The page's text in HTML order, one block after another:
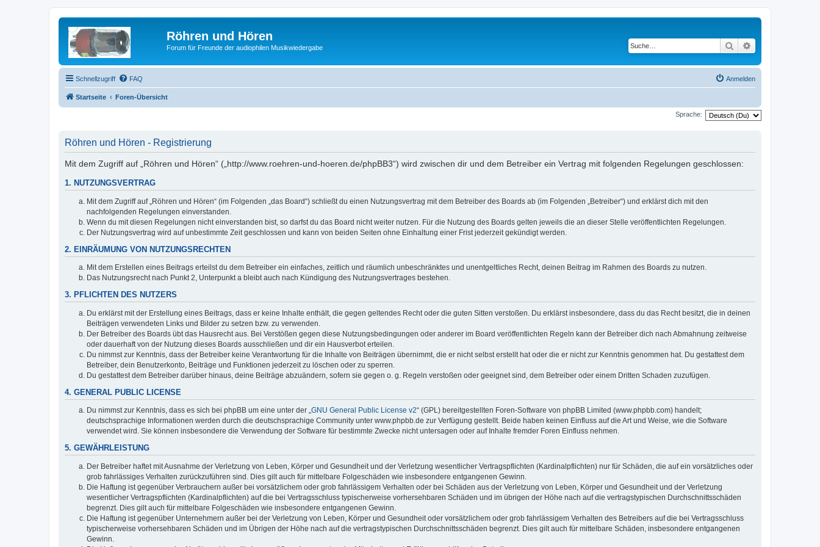
Röhren und Hören
Forum für Freunde der audiophilen Musikwiedergabe Suche
Schnellzugriff FAQ Anmelden
Startseite Foren-Übersicht
Sprache:
Röhren und Hören - Registrierung
Mit dem Zugriff auf „Röhren und Hören“ („http://www.roehren-und-hoeren.de/phpBB3“) wird zwischen dir und dem Betreiber ein Vertrag mit folgenden Regelungen geschlossen:
1. NUTZUNGSVERTRAG
Mit dem Zugriff auf „Röhren und Hören“ (im Folgenden „das Board“) schließt du einen Nutzungsvertrag mit dem Betreiber des Boards ab (im Folgenden „Betreiber“) und erklärst dich mit den
nachfolgenden Regelungen einverstanden.
Wenn du mit diesen Regelungen nicht einverstanden bist, so darfst du das Board nicht weiter nutzen. Für die Nutzung des Boards gelten jeweils die an dieser Stelle veröffentlichten Regelungen.
Der Nutzungsvertrag wird auf unbestimmte Zeit geschlossen und kann von beiden Seiten ohne Einhaltung einer Frist jederzeit gekündigt werden.
2. EINRÄUMUNG VON NUTZUNGSRECHTEN
Mit dem Erstellen eines Beitrags erteilst du dem Betreiber ein einfaches, zeitlich und räumlich unbeschränktes und unentgeltliches Recht, deinen Beitrag im Rahmen des Boards zu nutzen.
Das Nutzungsrecht nach Punkt 2, Unterpunkt a bleibt auch nach Kündigung des Nutzungsvertrages bestehen.
3. PFLICHTEN DES NUTZERS
Du erklärst mit der Erstellung eines Beitrags, dass er keine Inhalte enthält, die gegen geltendes Recht oder die guten Sitten verstoßen. Du erklärst insbesondere, dass du das Recht besitzt, die in deinen
Beiträgen verwendeten Links und Bilder zu setzen bzw. zu verwenden.
Der Betreiber des Boards übt das Hausrecht aus. Bei Verstößen gegen diese Nutzungsbedingungen oder anderer im Board veröffentlichten Regeln kann der Betreiber dich nach Abmahnung zeitweise
oder dauerhaft von der Nutzung dieses Boards ausschließen und dir ein Hausverbot erteilen.
Du nimmst zur Kenntnis, dass der Betreiber keine Verantwortung für die Inhalte von Beiträgen übernimmt, die er nicht selbst erstellt hat oder die er nicht zur Kenntnis genommen hat. Du gestattest dem
Betreiber, dein Benutzerkonto, Beiträge und Funktionen jederzeit zu löschen oder zu sperren.
Du gestattest dem Betreiber darüber hinaus, deine Beiträge abzuändern, sofern sie gegen o. g. Regeln verstoßen oder geeignet sind, dem Betreiber oder einem Dritten Schaden zuzufügen.
4. GENERAL PUBLIC LICENSE
Du nimmst zur Kenntnis, dass es sich bei phpBB um eine unter der „GNU General Public License v2“ (GPL) bereitgestellten Foren-Software von phpBB Limited (www.phpbb.com) handelt;
deutschsprachige Informationen werden durch die deutschsprachige Community unter www.phpbb.de zur Verfügung gestellt. Beide haben keinen Einfluss auf die Art und Weise, wie die Software
verwendet wird. Sie können insbesondere die Verwendung der Software für bestimmte Zwecke nicht untersagen oder auf Inhalte fremder Foren Einfluss nehmen.
5. GEWÄHRLEISTUNG
Der Betreiber haftet mit Ausnahme der Verletzung von Leben, Körper und Gesundheit und der Verletzung wesentlicher Vertragspflichten (Kardinalpflichten) nur für Schäden, die auf ein vorsätzliches oder
grob fahrlässiges Verhalten zurückzuführen sind. Dies gilt auch für mittelbare Folgeschäden wie insbesondere entgangenen Gewinn.
Die Haftung ist gegenüber Verbrauchern außer bei vorsätzlichem oder grob fahrlässigem Verhalten oder bei Schäden aus der Verletzung von Leben, Körper und Gesundheit und der Verletzung
wesentlicher Vertragspflichten (Kardinalpflichten) auf die bei Vertragsschluss typischerweise vorhersehbaren Schäden und im übrigen der Höhe nach auf die vertragstypischen Durchschnittsschäden
begrenzt. Dies gilt auch für mittelbare Folgeschäden wie insbesondere entgangenen Gewinn.
Die Haftung ist gegenüber Unternehmern außer bei der Verletzung von Leben, Körper und Gesundheit oder vorsätzlichem oder grob fahrlässigem Verhalten des Betreibers auf die bei Vertragsschluss
typischerweise vorhersehbaren Schäden und im Übrigen der Höhe nach auf die vertragstypischen Durchschnittsschäden begrenzt. Dies gilt auch für mittelbare Schäden, insbesondere entgangenen
Gewinn.